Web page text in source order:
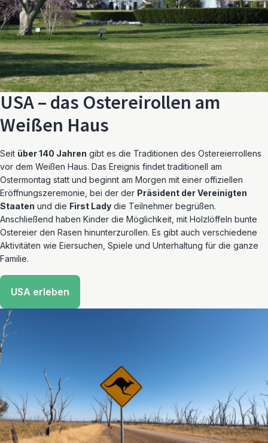
USA – das Ostereirollen am
Weißen Haus
Seit über 140 Jahren gibt es die Traditionen des Ostereierrollens
vor dem Weißen Haus. Das Ereignis findet traditionell am
Ostermontag statt und beginnt am Morgen mit einer offiziellen
Eröffnungszeremonie, bei der der Präsident der Vereinigten
Staaten und die First Lady die Teilnehmer begrüßen.
Anschließend haben Kinder die Möglichkeit, mit Holzlöffeln bunte
Ostereier den Rasen hinunterzurollen. Es gibt auch verschiedene
Aktivitäten wie Eiersuchen, Spiele und Unterhaltung für die ganze
Familie.
USA erleben